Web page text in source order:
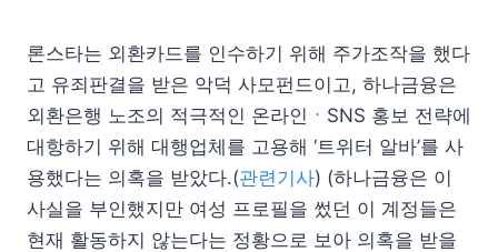
론스타는 외환카드를 인수하기 위해 주가조작을 했다
고 유죄판결을 받은 악덕 사모펀드이고, 하나금융은
외환은행 노조의 적극적인 온라인ㆍSNS 홍보 전략에
대항하기 위해 대행업체를 고용해 ‘트위터 알바’를 사
용했다는 의혹을 받았다.(관련기사) (하나금융은 이
사실을 부인했지만 여성 프로필을 썼던 이 계정들은
현재 활동하지 않는다는 정황으로 보아 의혹을 받을